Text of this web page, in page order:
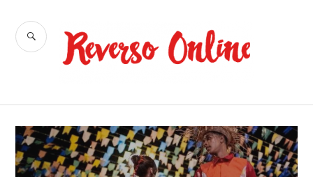
para
conteúdo
Reverso
BUSCA